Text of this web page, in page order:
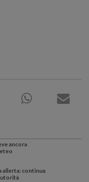
ancora
allerta: continua